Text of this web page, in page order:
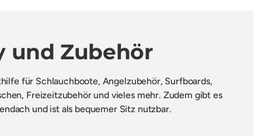
und Zubehör
für Schlauchboote, Angelzubehör, Surfboards,
Freizeitzubehör und vieles mehr. Zudem gibt es
und ist als bequemer Sitz nutzbar.